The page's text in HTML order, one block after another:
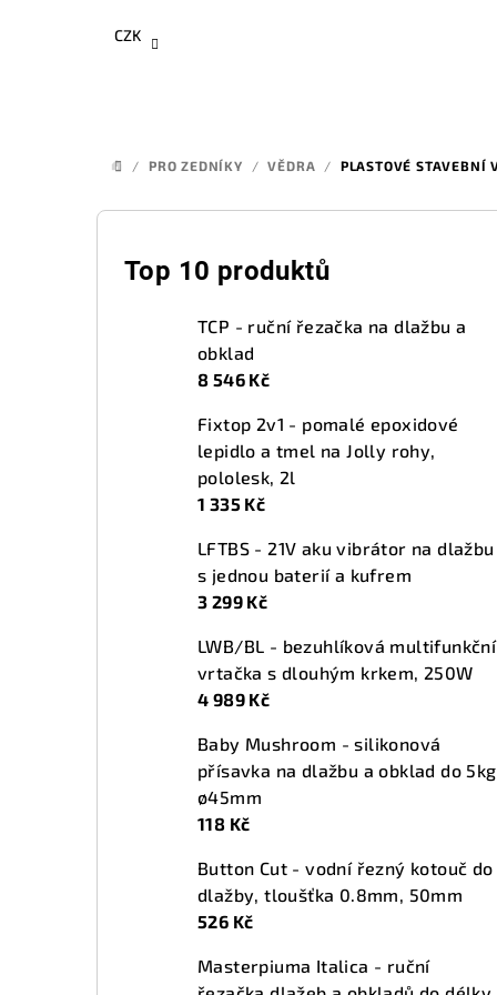
CZK
DOMŮ
/ PRO ZEDNÍKY / VĚDRA / PLASTOVÉ STAVEBNÍ
P
Top 10 produktů
TCP - ruční řezačka na dlažbu a
obklad
8 546 Kč
Fixtop 2v1 - pomalé epoxidové
lepidlo a tmel na Jolly rohy,
pololesk, 2l
1 335 Kč
LFTBS - 21V aku vibrátor na dlažbu
s jednou baterií a kufrem
3 299 Kč
LWB/BL - bezuhlíková multifunkční
vrtačka s dlouhým krkem, 250W
4 989 Kč
Baby Mushroom - silikonová
přísavka na dlažbu a obklad do
ø45mm
118 Kč
Button Cut - vodní řezný kotouč do
dlažby, tloušťka 0.8mm, 50mm
526 Kč
Masterpiuma Italica - ruční